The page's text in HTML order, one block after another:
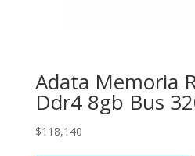
Adata Memoria
Ddr4 8gb Bus
$118,140